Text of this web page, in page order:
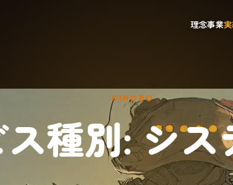
理念事業
KINOBO
ス種別:シス